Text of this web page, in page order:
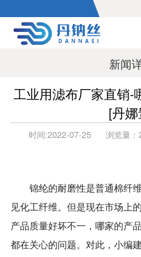
新闻
工业用滤布厂家直销-
[丹
时间:2022-07-25 浏览量：
锦纶的耐磨性是普通棉纤
见化工纤维。但是现在市场上的
产品质量好坏不一，哪家的产
都在关心的问题。对此，小编